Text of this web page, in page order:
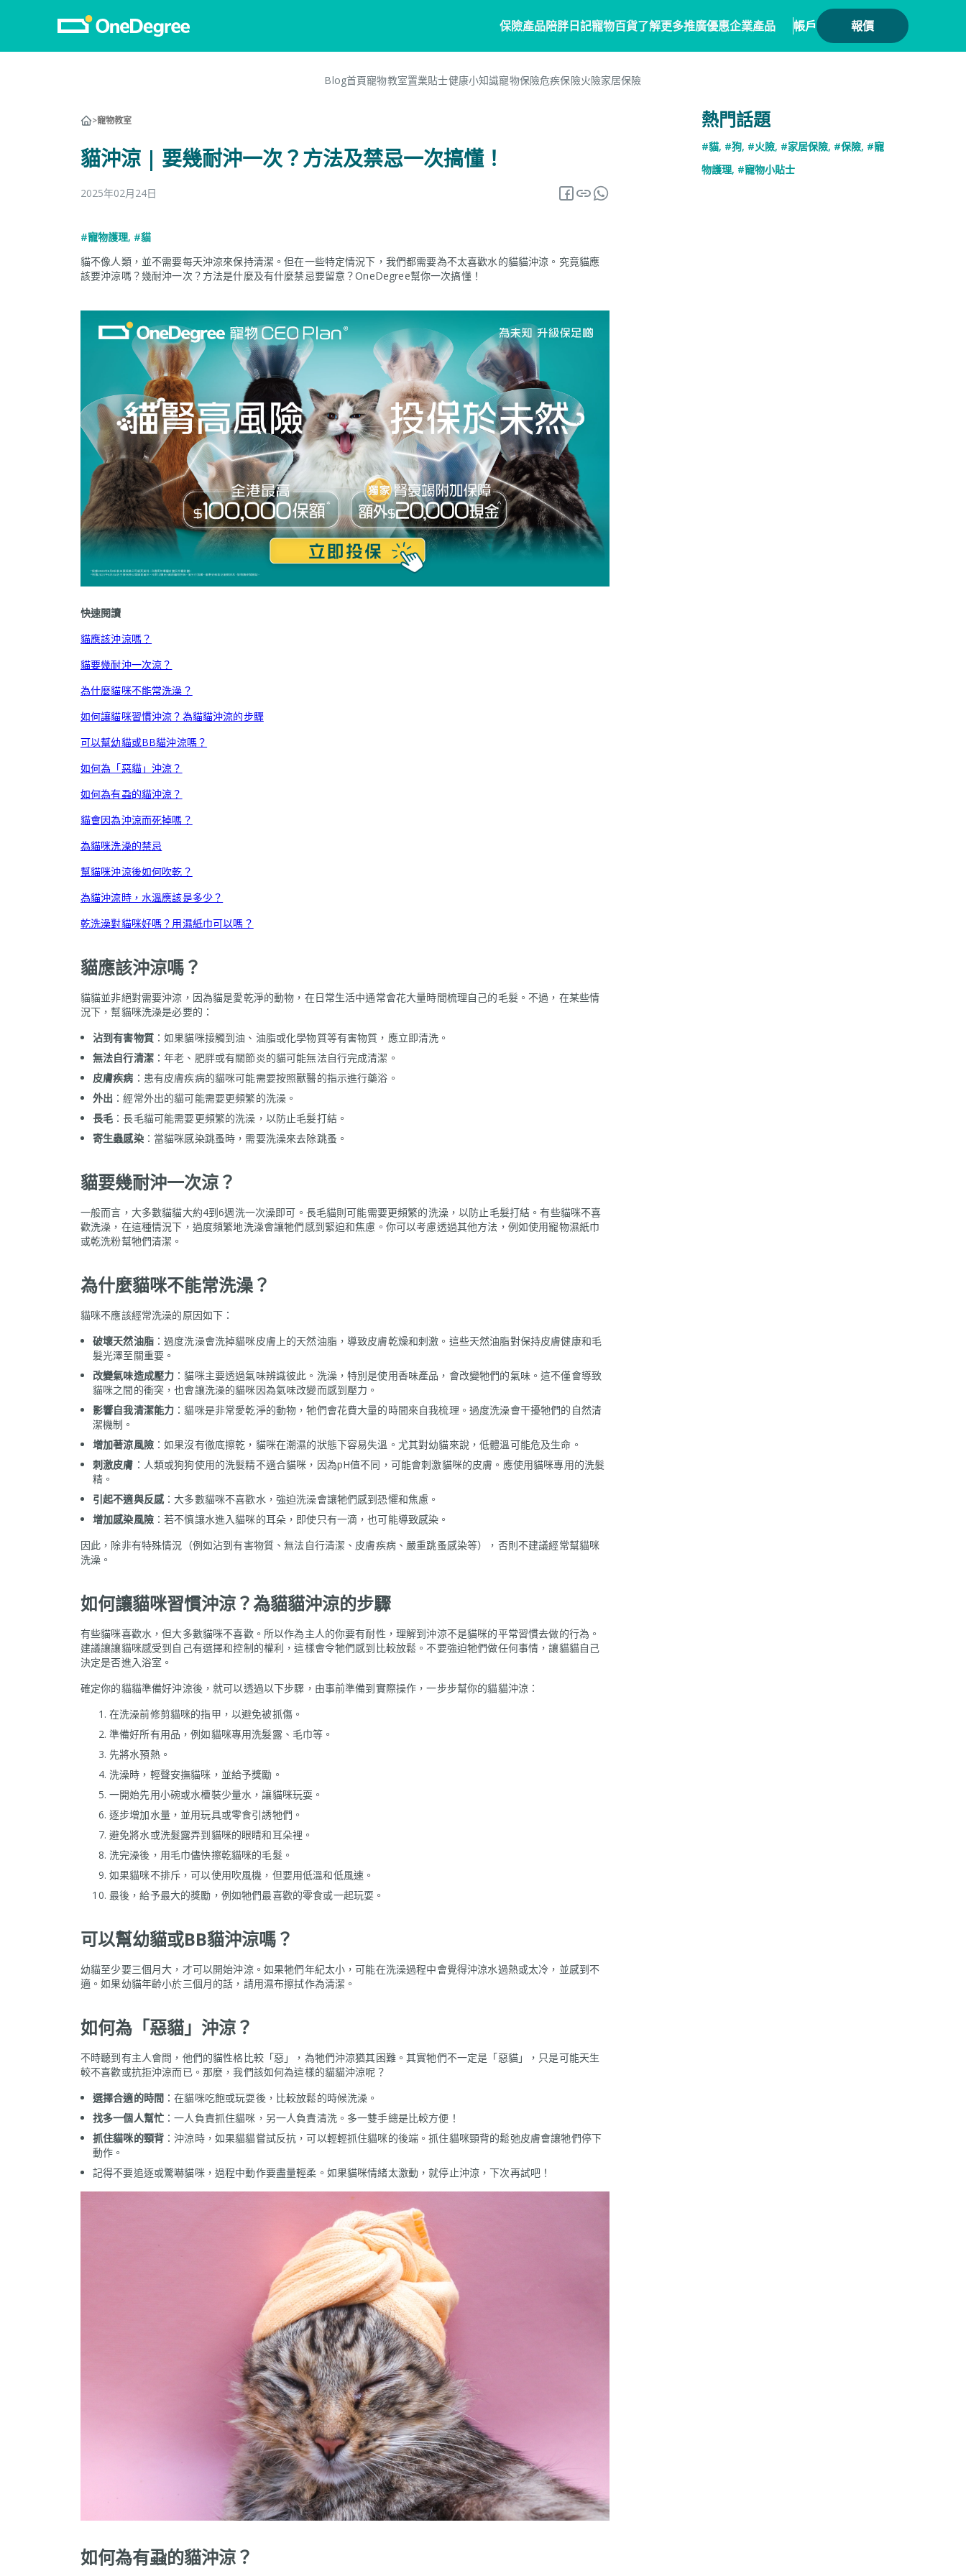
保險產品
狗狗保險
申請索償
家電保養保險
陪胖日記
Pawbook Tag
寵物百貨了解更多
保險101
推廣優惠
毛範生會員計劃
企業產品
數碼保險
數字資產保險
帳戶 報價
Blog首頁寵物教室置業貼士健康小知識寵物保險危疾保險火險家居保險
>寵物教室
貓沖涼 | 要幾耐沖一次？方法及禁忌一次搞懂！
2025年02月24日
#寵物護理, #貓
貓不像人類，並不需要每天沖涼來保持清潔。但在一些特定情況下，我們都需要為不太喜歡水的貓貓沖涼。究竟貓應
該要沖涼嗎？幾耐沖一次？方法是什麼及有什麼禁忌要留意？OneDegree幫你一次搞懂！
快速閱讀
貓應該沖涼嗎？
貓要幾耐沖一次涼？
為什麼貓咪不能常洗澡？
如何讓貓咪習慣沖涼？為貓貓沖涼的步驟
可以幫幼貓或BB貓沖涼嗎？
如何為「惡貓」沖涼？
如何為有蝨的貓沖涼？
貓會因為沖涼而死掉嗎？
為貓咪洗澡的禁忌
幫貓咪沖涼後如何吹乾？
為貓沖涼時，水溫應該是多少？
乾洗澡對貓咪好嗎？用濕紙巾可以嗎？
貓應該沖涼嗎？
貓貓並非絕對需要沖涼，因為貓是愛乾淨的動物，在日常生活中通常會花大量時間梳理自己的毛髮。不過，在某些情
況下，幫貓咪洗澡是必要的：
沾到有害物質：如果貓咪接觸到油、油脂或化學物質等有害物質，應立即清洗。
無法自行清潔：年老、肥胖或有關節炎的貓可能無法自行完成清潔。
皮膚疾病 ：患有皮膚疾病的貓咪可能需要按照獸醫的指示進行藥浴。
外出 ：經常外出的貓可能需要更頻繁的洗澡。
長毛 ：長毛貓可能需要更頻繁的洗澡，以防止毛髮打結。
寄生蟲感染：當貓咪感染跳蚤時，需要洗澡來去除跳蚤。
貓要幾耐沖一次涼？
一般而言，大多數貓貓大約4到6週洗一次澡即可。長毛貓則可能需要更頻繁的洗澡，以防止毛髮打結。有些貓咪不喜
歡洗澡，在這種情況下，過度頻繁地洗澡會讓牠們感到緊迫和焦慮。你可以考慮透過其他方法，例如使用寵物濕紙巾
或乾洗粉幫牠們清潔。
為什麼貓咪不能常洗澡？
貓咪不應該經常洗澡的原因如下：
破壞天然油脂：過度洗澡會洗掉貓咪皮膚上的天然油脂，導致皮膚乾燥和刺激。這些天然油脂對保持皮膚健康和毛
髮光澤至關重要。
改變氣味造成壓力 ：貓咪主要透過氣味辨識彼此。洗澡，特別是使用香味產品，會改變牠們的氣味。這不僅會導致
貓咪之間的衝突，也會讓洗澡的貓咪因為氣味改變而感到壓力。
影響自我清潔能力 ：貓咪是非常愛乾淨的動物，牠們會花費大量的時間來自我梳理。過度洗澡會干擾牠們的自然清
潔機制。
增加著涼風險：如果沒有徹底擦乾，貓咪在潮濕的狀態下容易失溫。尤其對幼貓來說，低體溫可能危及生命。
刺激皮膚 ：人類或狗狗使用的洗髮精不適合貓咪，因為pH值不同，可能會刺激貓咪的皮膚。應使用貓咪專用的洗髮
精。
引起不適與反感：大多數貓咪不喜歡水，強迫洗澡會讓牠們感到恐懼和焦慮。
增加感染風險：若不慎讓水進入貓咪的耳朵，即使只有一滴，也可能導致感染。
因此，除非有特殊情況（例如沾到有害物質、無法自行清潔、皮膚疾病、嚴重跳蚤感染等），否則不建議經常幫貓咪
洗澡。
如何讓貓咪習慣沖涼？為貓貓沖涼的步驟
有些貓咪喜歡水，但大多數貓咪不喜歡。所以作為主人的你要有耐性，理解到沖涼不是貓咪的平常習慣去做的行為。
建議讓讓貓咪感受到自己有選擇和控制的權利，這樣會令牠們感到比較放鬆。不要強迫牠們做任何事情，讓貓貓自己
決定是否進入浴室。
確定你的貓貓準備好沖涼後，就可以透過以下步驟，由事前準備到實際操作，一步步幫你的貓貓沖涼：
在洗澡前修剪貓咪的指甲，以避免被抓傷。
準備好所有用品，例如貓咪專用洗髮露、毛巾等。
先將水預熱。
洗澡時，輕聲安撫貓咪，並給予獎勵。
一開始先用小碗或水槽裝少量水，讓貓咪玩耍。
逐步增加水量，並用玩具或零食引誘牠們。
避免將水或洗髮露弄到貓咪的眼睛和耳朵裡。
洗完澡後，用毛巾儘快擦乾貓咪的毛髮。
如果貓咪不排斥，可以使用吹風機，但要用低溫和低風速。
最後，給予最大的獎勵，例如牠們最喜歡的零食或一起玩耍。
可以幫幼貓或BB貓沖涼嗎？
幼貓至少要三個月大，才可以開始沖涼。如果牠們年紀太小，可能在洗澡過程中會覺得沖涼水過熱或太冷，並感到不
適。如果幼貓年齡小於三個月的話，請用濕布擦拭作為清潔。
如何為「惡貓」沖涼？
不時聽到有主人會問，他們的貓性格比較「惡」，為牠們沖涼猶其困難。其實牠們不一定是「惡貓」，只是可能天生
較不喜歡或抗拒沖涼而已。那麼，我們該如何為這樣的貓貓沖涼呢？
選擇合適的時間 ：在貓咪吃飽或玩耍後，比較放鬆的時候洗澡。
找多一個人幫忙 ：一人負責抓住貓咪，另一人負責清洗。多一雙手總是比較方便！
抓住貓咪的頸背 ：沖涼時，如果貓貓嘗試反抗，可以輕輕抓住貓咪的後端。抓住貓咪頸背的鬆弛皮膚會讓牠們停下
動作。
記得不要追逐或驚嚇貓咪，過程中動作要盡量輕柔。如果貓咪情緒太激動，就停止沖涼，下次再試吧！
如何為有蝨的貓沖涼？
熱門話題
#貓, #狗, #火險, #家居保險, #保險, #寵
物護理, #寵物小貼士